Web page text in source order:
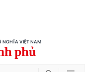
NGHĨA VIỆT NAM
phủ